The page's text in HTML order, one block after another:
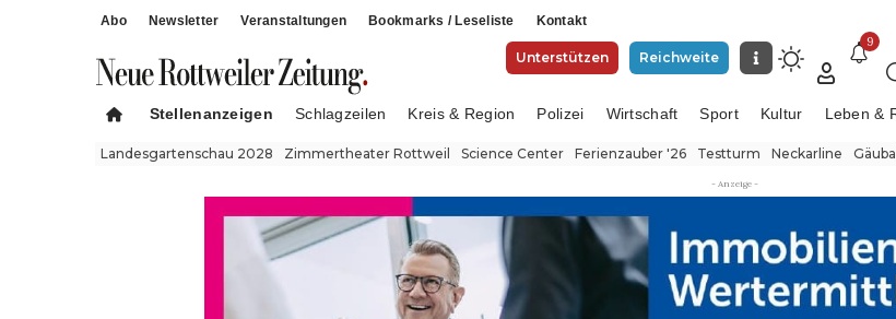
Abo Newsletter Veranstaltungen Bookmarks / Leseliste Kontakt
Unterstützen Reichweite
9
Stellenanzeigen Schlagzeilen Kreis & Region Polizei Wirtschaft Sport Kultur Leben &
Landesgartenschau 2028 Zimmertheater Rottweil Science Center Ferienzauber '26 Testturm Neckarline
- Anzeige -